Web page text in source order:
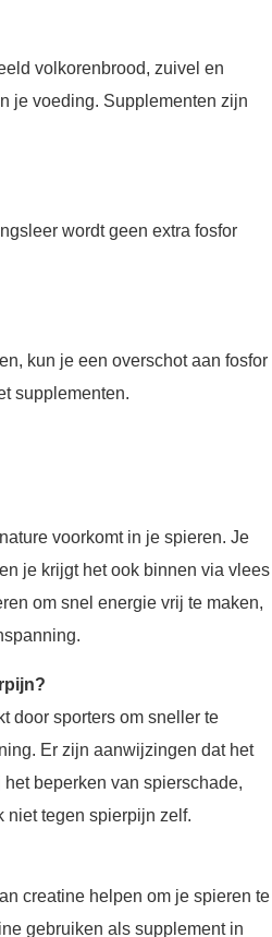
volkorenbrood, zuivel en
je voeding. Supplementen zijn
wordt geen extra fosfor
kun je een overschot aan fosfor
supplementen.
voorkomt in je spieren. Je
je krijgt het ook binnen via vlees
om snel energie vrij te maken,
door sporters om sneller te
Er zijn aanwijzingen dat het
beperken van spierschade,
niet tegen spierpijn zelf.
creatine helpen om je spieren te
gebruiken als supplement in